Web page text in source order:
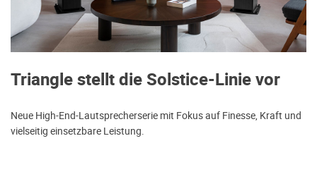
Triangle stellt die Solstice-Linie vor
Neue High-End-Lautsprecherserie mit Fokus auf Finesse, Kraft und
vielseitig einsetzbare Leistung.